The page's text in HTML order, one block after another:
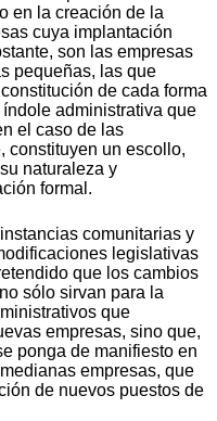
en la creación de la
cuya implantación
son las empresas
pequeñas, las que
de cada forma
administrativa que
el caso de las
constituyen un escollo,
naturaleza y
formal.
comunitarias y
legislativas
que los cambios
sólo sirvan para la
que
empresas, sino que,
ponga de manifiesto en
empresas, que
de nuevos puestos de